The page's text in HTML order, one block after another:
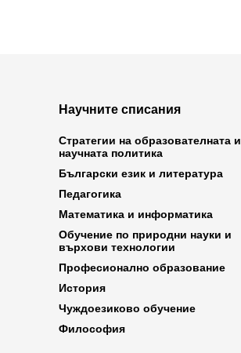
Научните списания
Стратегии на образователната и
научната политика
Български език и литература
Педагогика
Математика и информатика
Обучение по природни науки и
върхови технологии
Професионално образование
История
Чуждоезиково обучение
Философия